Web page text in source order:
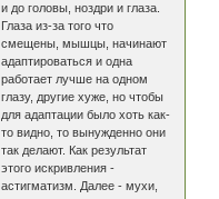
и до головы, ноздри и глаза.
Глаза из-за того что
смещены, мышцы, начинают
адаптироваться и одна
работает лучше на одном
глазу, другие хуже, но чтобы
для адаптации было хоть как-
то видно, то вынужденно они
так делают. Как результат
этого искривления -
астигматизм. Далее - мухи,